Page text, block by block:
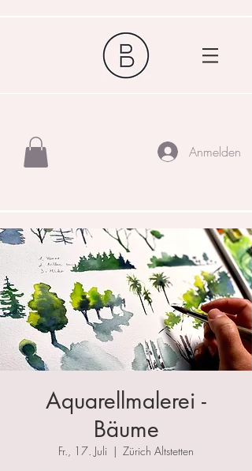
Anmelden
Aquarellmalerei -
Bäume
Fr., 17. Juli
  |
Zürich Altstetten